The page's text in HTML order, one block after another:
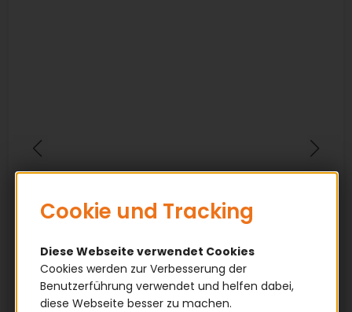
Cookie und Tracking
Diese Webseite verwendet Cookies
Cookies werden zur Verbesserung der
Benutzerführung verwendet und helfen dabei,
diese Webseite besser zu machen.